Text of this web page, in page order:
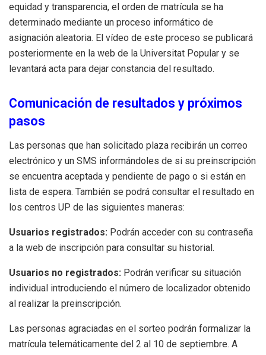
equidad y transparencia, el orden de matrícula se ha
determinado mediante un proceso informático de
asignación aleatoria. El vídeo de este proceso se publicará
posteriormente en la web de la Universitat Popular y se
levantará acta para dejar constancia del resultado.
Comunicación de resultados y próximos
pasos
Las personas que han solicitado plaza recibirán un correo
electrónico y un SMS informándoles de si su preinscripción
se encuentra aceptada y pendiente de pago o si están en
lista de espera. También se podrá consultar el resultado en
los centros UP de las siguientes maneras:
Usuarios registrados: Podrán acceder con su contraseña
a la web de inscripción para consultar su historial.
Usuarios no registrados: Podrán verificar su situación
individual introduciendo el número de localizador obtenido
al realizar la preinscripción.
Las personas agraciadas en el sorteo podrán formalizar la
matrícula telemáticamente del 2 al 10 de septiembre. A